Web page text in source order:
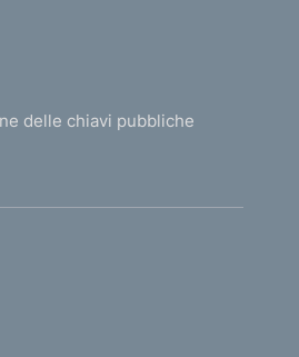
delle chiavi pubbliche